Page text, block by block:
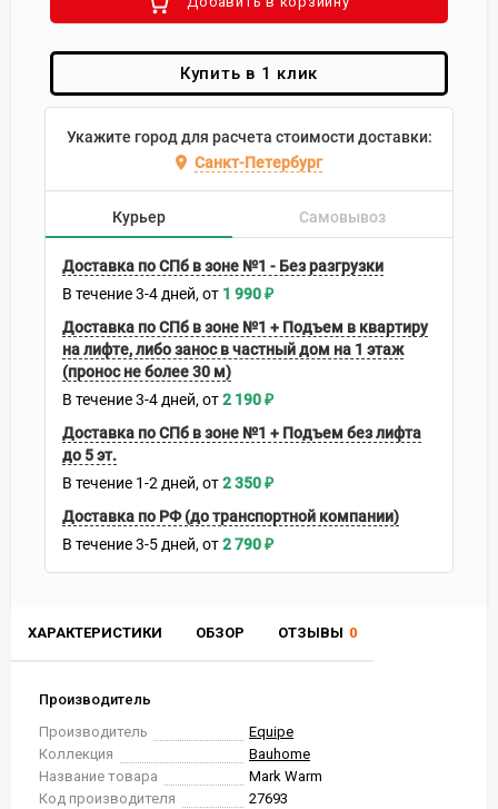
ХАРАКТЕРИСТИКИ ОБЗОР ОТЗЫВЫ 0
Производитель
Производитель
Equipe
Коллекция
Bauhome
Название товара
Mark Warm
Код производителя
27693
Купить в 1 клик
Укажите город для расчета стоимости доставки:
Санкт-Петербург
Курьер Самовывоз
Доставка по СПб в зоне №1 - Без разгрузки
В течение3-4 дней 1 990₽
Доставка по СПб в зоне №1 + Подъем в квартиру
на лифте, либо занос в частный дом на 1 этаж
(пронос не более 30 м)
В течение3-4 дней 2 190₽
Доставка по СПб в зоне №1 + Подъем без лифта
до 5 эт.
В течение 1-2 дней 2 350₽
Доставка по РФ (до транспортной компании)
В течение3-5 дней 2 790₽